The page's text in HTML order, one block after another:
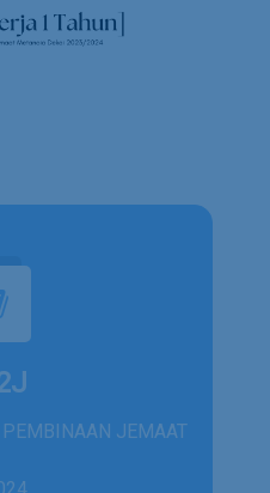
JEMAAT